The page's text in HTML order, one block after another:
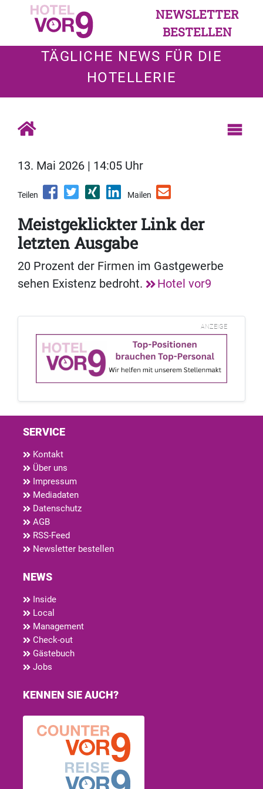
NEWSLETTER
BESTELLEN
TÄGLICHE NEWS FÜR DIE
HOTELLERIE
13. Mai 2026 | 14:05 Uhr
Teilen Mailen
Meistgeklickter Link der
letzten Ausgabe
20 Prozent der Firmen im Gastgewerbe
sehen Existenz bedroht.
Hotel vor9
ANZEIGE
SERVICE
Kontakt
Über uns
Impressum
Mediadaten
Datenschutz
AGB
RSS-Feed
Newsletter bestellen
NEWS
Inside
Local
Management
Check-out
Gästebuch
Jobs
KENNEN SIE AUCH?